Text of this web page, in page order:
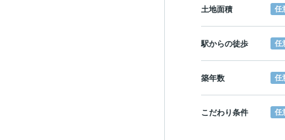
土地面積 任
駅からの徒歩 任
築年数 任
こだわり条件 任